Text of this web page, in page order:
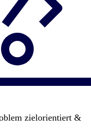
zielorientiert &